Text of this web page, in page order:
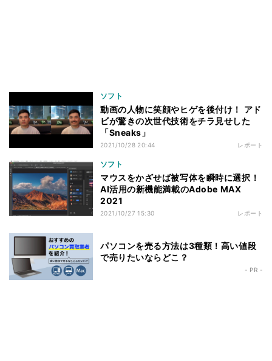
ソフト
動画の人物に笑顔やヒゲを後付け！ アド
ビが驚きの次世代技術をチラ見せした
「Sneaks」
2021/10/28 20:44 レポート
ソフト
マウスをかざせば被写体を瞬時に選択！
AI活用の新機能満載のAdobe MAX
2021
2021/10/27 15:30 レポート
パソコンを売る方法は3種類！高い値段
で売りたいならどこ？
- PR -